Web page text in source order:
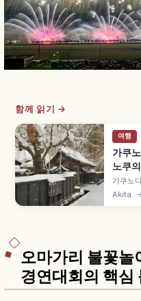
함께 읽기 →
여행
가쿠
노쿠
가쿠노
'미치노
Akita
오마가리 불꽃놀
경연대회의 핵심